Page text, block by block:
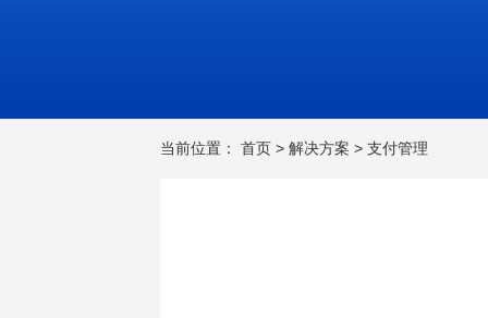
当前位置： 首页> 解决方案 > 支付管理